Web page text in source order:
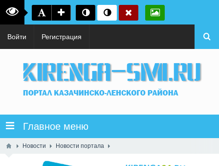
Войти Регистрация
Главное меню
Новости Новости портала